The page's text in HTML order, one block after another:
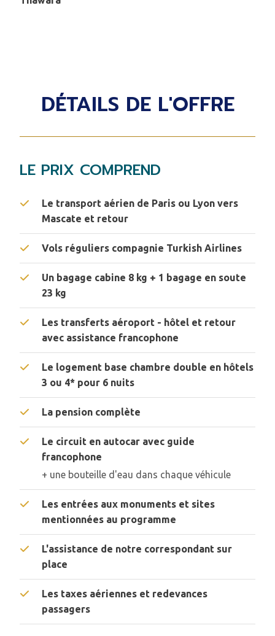
DÉTAILS DE L'OFFRE
LE PRIX COMPREND
Le transport aérien de Paris ou Lyon vers
Mascate et retour​
Vols réguliers compagnie Turkish Airlines
Un bagage cabine 8 kg + 1 bagage en soute
23 kg
Les transferts aéroport - hôtel et retour
avec assistance francophone
Le logement base chambre double en hôtels
3 ou 4* pour 6 nuits
La pension complète
Le circuit en autocar avec guide
francophone
+ une bouteille d'eau dans chaque véhicule
Les entrées aux monuments et sites
mentionnées au programme
L'assistance de notre correspondant sur
place
Les taxes aériennes et redevances
passagers